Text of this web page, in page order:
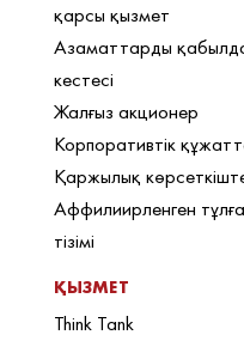
қарсы қызмет
Азаматтарды
кестесі
Жалғыз акционер
Корпоративтік
Қаржылық
Аффилиирленген
тізімі
ҚЫЗМЕТ
Think Tank